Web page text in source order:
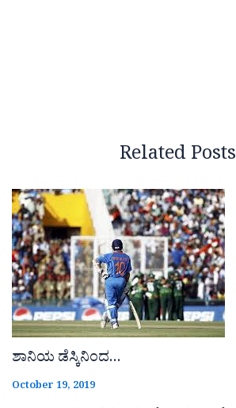
Related Posts
ಶಾನಿಯ ಡೆಸ್ಕಿನಿಂದ…
October 19, 2019